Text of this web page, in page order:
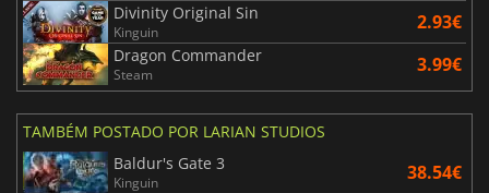
Divinity Original Sin
Kinguin 2.93€
Dragon Commander
Steam 3.99€
TAMBÉM POSTADO POR LARIAN STUDIOS
Baldur's Gate 3
Kinguin 38.54€